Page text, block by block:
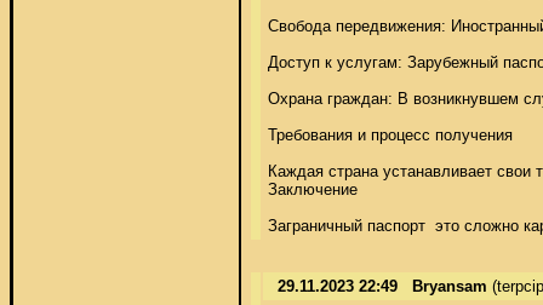
Свобода передвижения:
Доступ к услугам: Зарубежный
Охрана граждан: В возникнувшем
Требования и процесс получения
Каждая страна устанавливает
Заключение
Заграничный паспорт  это сложно
29.11.2023 22:49 Bryansam